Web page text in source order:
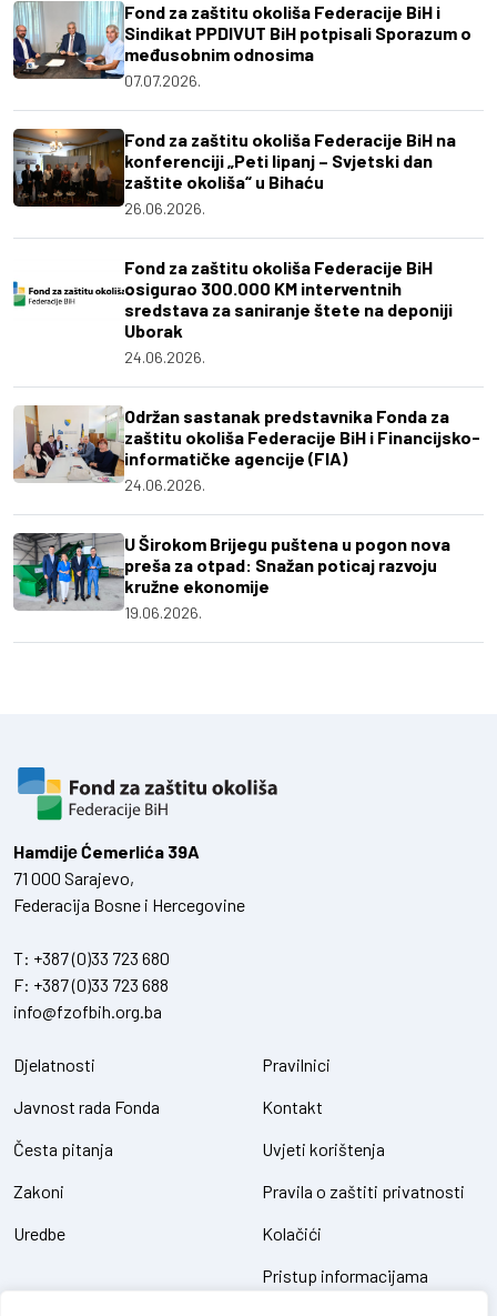
Fond za zaštitu okoliša Federacije BiH i
Sindikat PPDIVUT BiH potpisali Sporazum o
međusobnim odnosima
07.07.2026.
Fond za zaštitu okoliša Federacije BiH na
konferenciji „Peti lipanj – Svjetski dan
zaštite okoliša“ u Bihaću
26.06.2026.
Fond za zaštitu okoliša Federacije BiH
osigurao 300.000 KM interventnih
sredstava za saniranje štete na deponiji
Uborak
24.06.2026.
Održan sastanak predstavnika Fonda za
zaštitu okoliša Federacije BiH i Financijsko-
informatičke agencije (FIA)
24.06.2026.
U Širokom Brijegu puštena u pogon nova
preša za otpad: Snažan poticaj razvoju
kružne ekonomije
19.06.2026.
Hamdiје Ćemerlića 39A
71 000 Sarajevo,
Federacija Bosne i Hercegovine
T: +387 (0)33 723 680
F: +387 (0)33 723 688
info@fzofbih.org.ba
Djelatnosti
Javnost rada Fonda
Česta pitanja
Zakoni
Uredbe
Pravilnici
Kontakt
Uvjeti korištenja
Pravila o zaštiti privatnosti
Kolačići
Pristup informacijama